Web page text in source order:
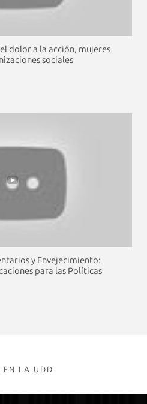
dolor a la acción, mujeres
sociales
y Envejecimiento:
para las Políticas
EN LA UDD